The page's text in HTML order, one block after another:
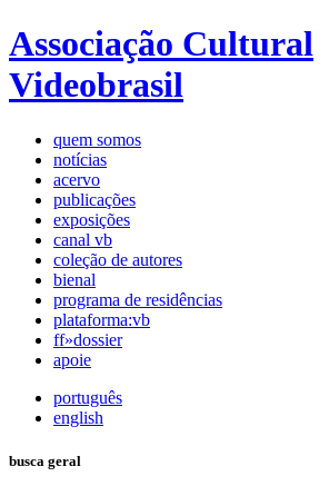
Associação Cultural
Videobrasil
quem somos
notícias
acervo
publicações
exposições
canal vb
coleção de autores
bienal
programa de residências
plataforma:vb
ff»dossier
apoie
português
english
busca geral